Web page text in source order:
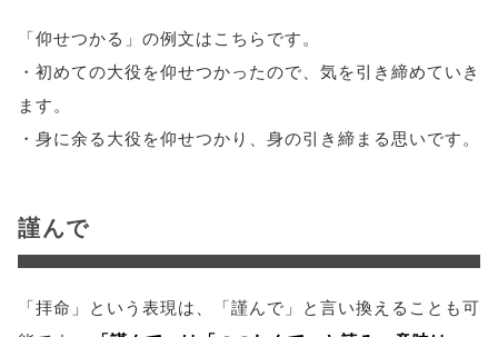
「仰せつかる」の例文はこちらです。
・初めての大役を仰せつかったので、気を引き締めていき
ます。
・身に余る大役を仰せつかり、身の引き締まる思いです。
謹んで
「拝命」という表現は、「謹んで」と言い換えることも可